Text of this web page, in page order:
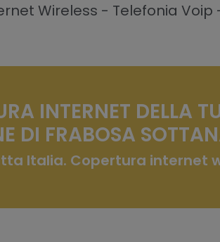
Wireless - Telefonia
INTERNET DELLA
DI FRABOSA
Italia. Copertura internet